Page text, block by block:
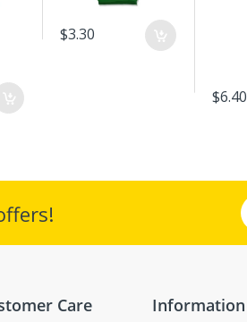
$3.30
$6.40
Care Information